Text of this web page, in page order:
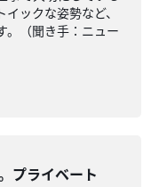
ックな姿勢など、
。（聞き手：ニュー
プライベート